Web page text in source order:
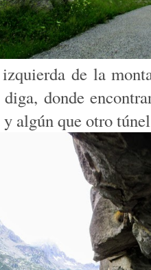
de la
donde
algún que otro